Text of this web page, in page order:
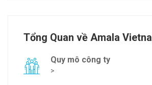
Tổng Quan về Amala
Quy mô công ty
>